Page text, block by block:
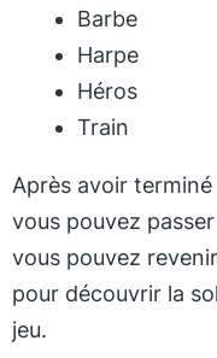
Barbe
Harpe
Héros
Train
Après avoir terminé
vous pouvez passer
vous pouvez
pour découvrir la
jeu.